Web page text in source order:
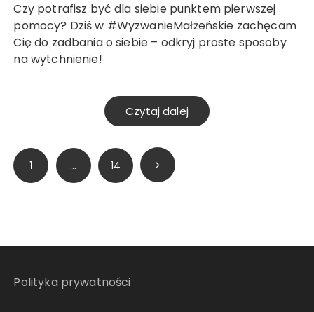
Czy potrafisz być dla siebie punktem pierwszej
pomocy? Dziś w #WyzwanieMałżeńskie zachęcam
Cię do zadbania o siebie – odkryj proste sposoby
na wytchnienie!
Czytaj dalej
Stronicowanie
wpisów
1 … 14
Polityka prywatności